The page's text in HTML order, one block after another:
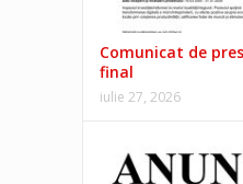
Comunicat de
final
iulie 27, 2026